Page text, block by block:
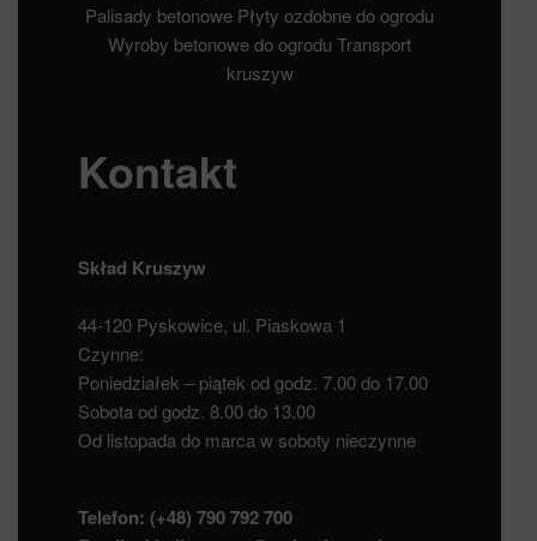
Palisady betonowe Płyty ozdobne do ogrodu
Wyroby betonowe do ogrodu Transport
kruszyw
Kontakt
Skład Kruszyw
44-120 Pyskowice, ul. Piaskowa 1
Czynne:
Poniedziałek – piątek od godz. 7.00 do 17.00
Sobota od godz. 8.00 do 13.00
Od listopada do marca w soboty nieczynne
Telefon: (+48) 790 792 700